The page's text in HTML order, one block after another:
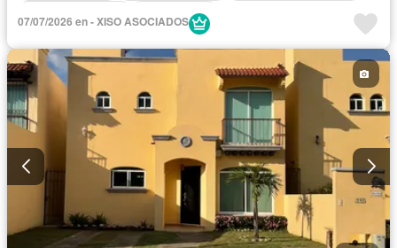
Solo familias
07/07/2026 en - XISO ASOCIADOS